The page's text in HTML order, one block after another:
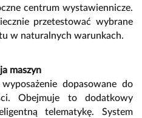
centrum wystawiennicze.
przetestować wybrane
w naturalnych warunkach.
maszyn
dopasowane do
Obejmuje to dodatkowy
telematykę. System